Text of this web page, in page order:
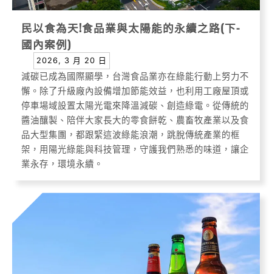
民以食為天!食品業與太陽能的永續之路(下-
國內案例)
2026, 3 月 20 日
減碳已成為國際顯學，台灣食品業亦在綠能行動上努力不
懈。除了升級廠內設備增加節能效益，也利用工廠屋頂或
停車場域設置太陽光電來降溫減碳、創造綠電。從傳統的
醬油釀製、陪伴大家長大的零食餅乾、農畜牧產業以及食
品大型集團，都跟緊這波綠能浪潮，跳脫傳統產業的框
架，用陽光綠能與科技管理，守護我們熟悉的味道，讓企
業永存，環境永續。